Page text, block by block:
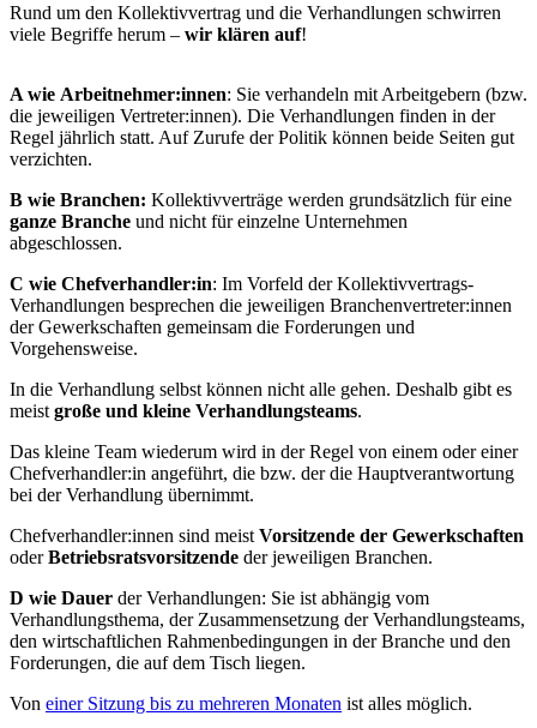
Rund um den Kollektivvertrag und die Verhandlungen schwirren
viele Begriffe herum – wir klären auf!
A wie Arbeitnehmer:innen: Sie verhandeln mit Arbeitgebern (bzw.
die jeweiligen Vertreter:innen). Die Verhandlungen finden in der
Regel jährlich statt. Auf Zurufe der Politik können beide Seiten gut
verzichten.
B wie Branchen: Kollektivverträge werden grundsätzlich für eine
ganze Branche und nicht für einzelne Unternehmen
abgeschlossen.
C wie Chefverhandler:in: Im Vorfeld der Kollektivvertrags-
Verhandlungen besprechen die jeweiligen Branchenvertreter:innen
der Gewerkschaften gemeinsam die Forderungen und
Vorgehensweise.
In die Verhandlung selbst können nicht alle gehen. Deshalb gibt es
meist große und kleine Verhandlungsteams.
Das kleine Team wiederum wird in der Regel von einem oder einer
Chefverhandler:in angeführt, die bzw. der die Hauptverantwortung
bei der Verhandlung übernimmt.
Chefverhandler:innen sind meist Vorsitzende der Gewerkschaften
oderBetriebsratsvorsitzende der jeweiligen Branchen.
D wie Dauer der Verhandlungen: Sie ist abhängig vom
Verhandlungsthema, der Zusammensetzung der Verhandlungsteams,
den wirtschaftlichen Rahmenbedingungen in der Branche und den
Forderungen, die auf dem Tisch liegen.
Von einer Sitzung bis zu mehreren Monaten ist alles möglich.